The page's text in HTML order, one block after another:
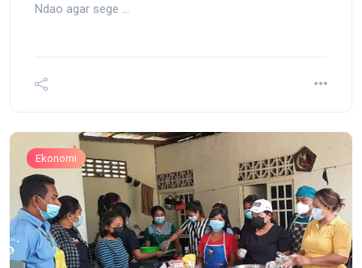
Ndao agar sege ...
Ekonomi